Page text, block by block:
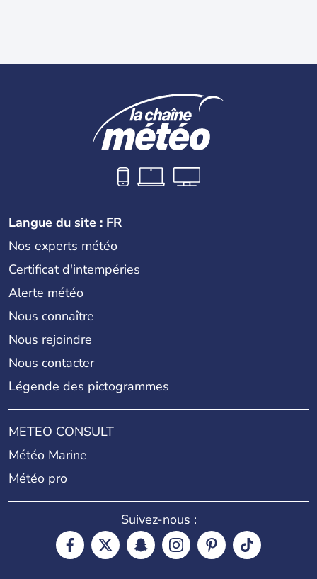
Langue du site : FR
Nos experts météo
Certificat d'intempéries
Alerte météo
Nous connaître
Nous rejoindre
Nous contacter
Légende des pictogrammes
METEO CONSULT
Météo Marine
Météo pro
Suivez-nous :